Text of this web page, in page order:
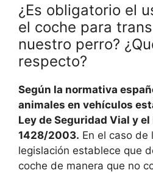
¿Es obligatorio el
el coche para
nuestro perro?
respecto?
Según la normativa
animales en vehículos
Ley de Seguridad Vial y el
1428/2003. En el caso de
legislación establece que
coche de manera que no